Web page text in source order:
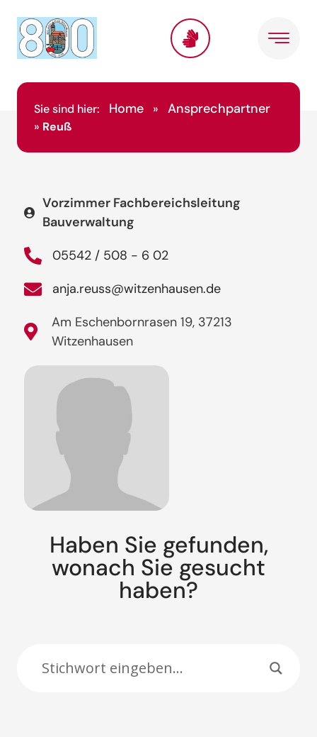
Sie sind hier: Home » Ansprechpartner
» Reuß
Vorzimmer Fachbereichsleitung
Bauverwaltung
05542 / 508 - 6 02
anja.reuss@witzenhausen.de
Am Eschenbornrasen 19, 37213
Witzenhausen
Haben Sie gefunden,
wonach Sie gesucht
haben?